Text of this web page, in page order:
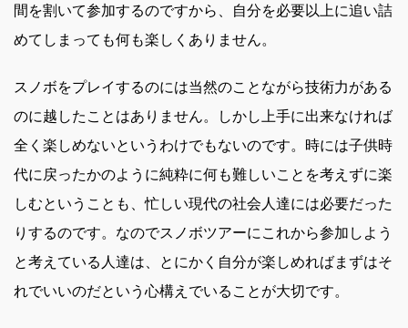
間を割いて参加するのですから、自分を必要以上に追い詰
めてしまっても何も楽しくありません。
スノボをプレイするのには当然のことながら技術力がある
のに越したことはありません。しかし上手に出来なければ
全く楽しめないというわけでもないのです。時には子供時
代に戻ったかのように純粋に何も難しいことを考えずに楽
しむということも、忙しい現代の社会人達には必要だった
りするのです。なのでスノボツアーにこれから参加しよう
と考えている人達は、とにかく自分が楽しめればまずはそ
れでいいのだという心構えでいることが大切です。